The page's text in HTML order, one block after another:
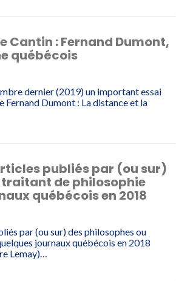
Cantin : Fernand Dumont,
québécois
dernier (2019) un important essai
Dumont : La distance et la
publiés par (ou sur)
traitant de philosophie
québécois en 2018
par (ou sur) des philosophes ou
journaux québécois en 2018
Lemay)…